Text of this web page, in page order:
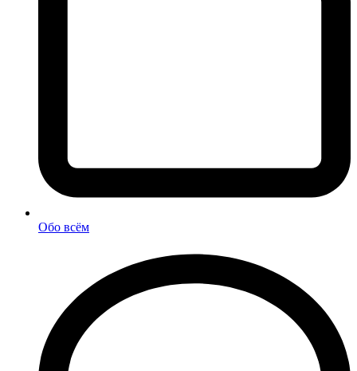
Обо всём